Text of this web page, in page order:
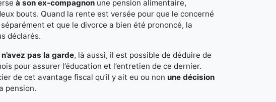
à son ex-compagnon une pension alimentaire,
bouts. Quand la rente est versée pour que le concerné
et que le divorce a bien été prononcé, la
déclarés.
pas la garde, là aussi, il est possible de déduire de
pour assurer l’éducation et l’entretien de ce dernier.
de cet avantage fiscal qu’il y ait eu ou non une décision
pension.